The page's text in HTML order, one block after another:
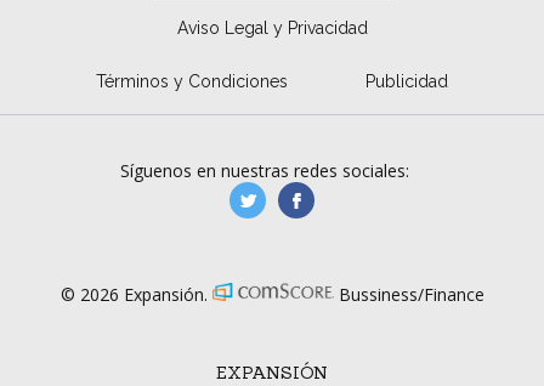
Aviso Legal y Privacidad
Términos y Condiciones Publicidad
EXPANSIÓN
Síguenos en nuestras redes sociales:
manufacturaGE
© 2026 Expansión. Bussiness/Finance